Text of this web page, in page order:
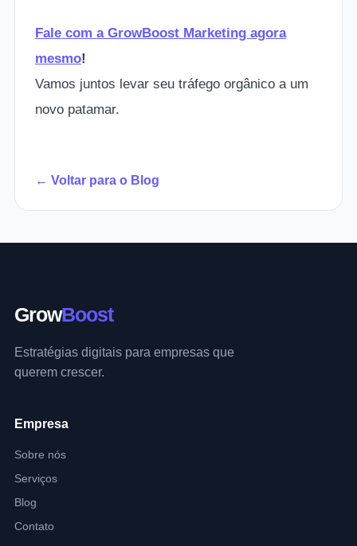
Fale com a GrowBoost Marketing agora
mesmo!
Vamos juntos levar seu tráfego orgânico a um
novo patamar.
← Voltar para o Blog
GrowBoost
Estratégias digitais para empresas que
querem crescer.
Empresa
Sobre nós
Serviços
Blog
Contato